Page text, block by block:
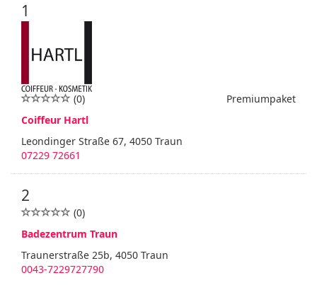
1
Premiumpaket
(0)
Coiffeur Hartl
Leondinger Straße 67, 4050 Traun
07229 72661
2
(0)
Badezentrum Traun
Traunerstraße 25b, 4050 Traun
0043-7229727790